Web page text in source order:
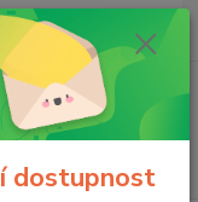
ks
0 Kč
dostupnost